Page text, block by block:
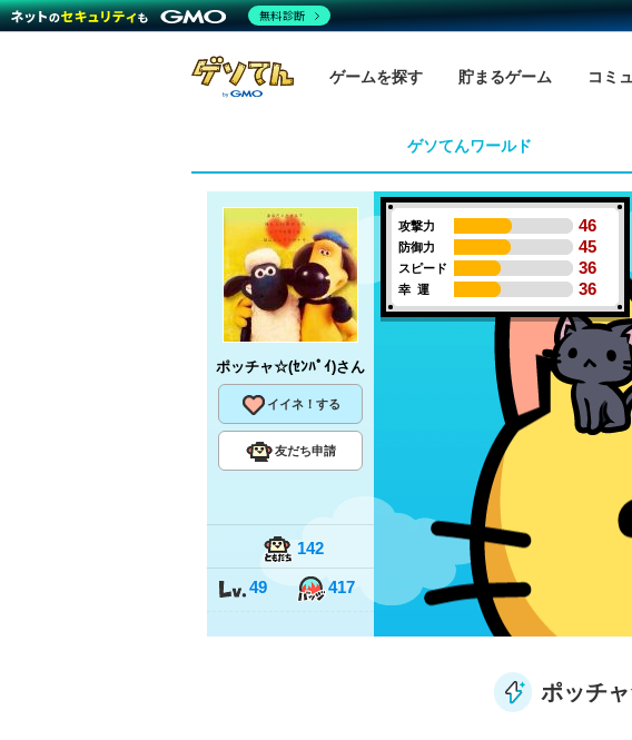
ゲームを探す 貯まるゲーム コミ
ゲソてんワールド
ポッチャ☆(ｾﾝﾊﾟｲ)さん
イイネ！する
友だち申請
142
49 417
攻撃力 46
防御力 45
スピード 36
幸 運 36
ポッチ
無料診断